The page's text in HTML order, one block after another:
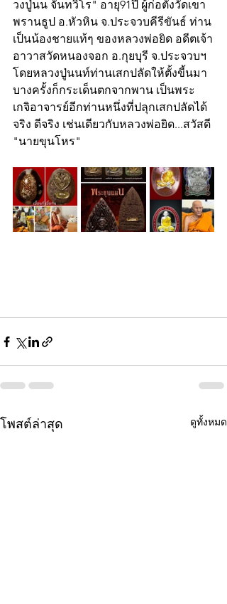
วงปู่นน จันทวิโร" อายุ91ปี ผู้ก่อตั้งวัดเขา
พรานธูป อ.หัวหิน จ.ประจวบคีรีขันธ์ ท่าน
เป็นน้องชายแท้ๆ ของหลวงพ่อยิด อดีตเจ้า
อาวาสวัดหนองจอก อ.กุยบุรี จ.ประจวบฯ
โดยหลวงปู่นนท์ท่านเสกปลัดให้ตั้งขี้นมา
บางครั้งก็กระเด็นตกจากพาน เป็นพระ
เกจิอาจารย์อีกท่านหนึ่งที่ปลุกเสกปลัดได้
จริง ดีจริง เช่นเดียวกับหลวงพ่อยิด...สวัสดี
"นายขุนโหร"
โพสต์ล่าสุด ดูทั้งหมด